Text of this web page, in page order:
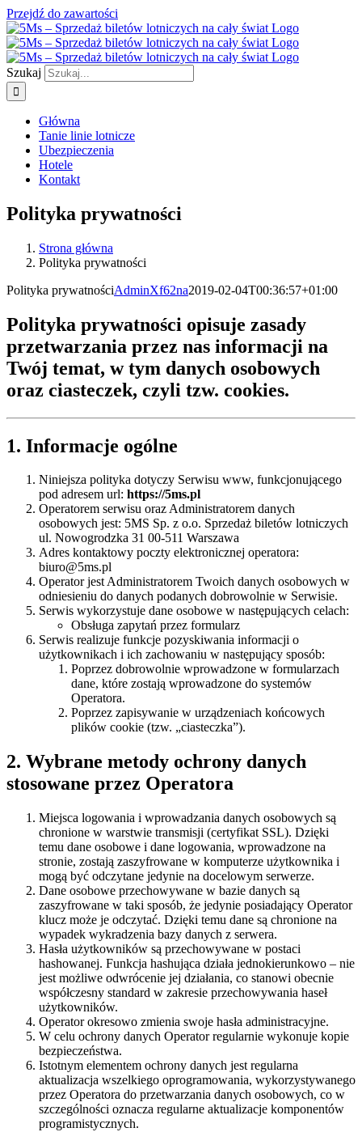
Przejdź do zawartości
Szukaj
Główna
Tanie linie lotnicze
Ubezpieczenia
Hotele
Kontakt
Polityka prywatności
Strona główna
Polityka prywatności
Polityka prywatnościAdminXf62na2019-02-04T00:36:57+01:00
Polityka prywatności opisuje zasady
przetwarzania przez nas informacji na
Twój temat, w tym danych osobowych
oraz ciasteczek, czyli tzw. cookies.
1. Informacje ogólne
Niniejsza polityka dotyczy Serwisu www, funkcjonującego
pod adresem url: https://5ms.pl
Operatorem serwisu oraz Administratorem danych
osobowych jest: 5MS Sp. z o.o. Sprzedaż biletów lotniczych
ul. Nowogrodzka 31 00-511 Warszawa
Adres kontaktowy poczty elektronicznej operatora:
biuro@5ms.pl
Operator jest Administratorem Twoich danych osobowych w
odniesieniu do danych podanych dobrowolnie w Serwisie.
Serwis wykorzystuje dane osobowe w następujących celach:
Obsługa zapytań przez formularz
Serwis realizuje funkcje pozyskiwania informacji o
użytkownikach i ich zachowaniu w następujący sposób:
Poprzez dobrowolnie wprowadzone w formularzach
dane, które zostają wprowadzone do systemów
Operatora.
Poprzez zapisywanie w urządzeniach końcowych
plików cookie (tzw. „ciasteczka”).
2. Wybrane metody ochrony danych
stosowane przez Operatora
Miejsca logowania i wprowadzania danych osobowych są
chronione w warstwie transmisji (certyfikat SSL). Dzięki
temu dane osobowe i dane logowania, wprowadzone na
stronie, zostają zaszyfrowane w komputerze użytkownika i
mogą być odczytane jedynie na docelowym serwerze.
Dane osobowe przechowywane w bazie danych są
zaszyfrowane w taki sposób, że jedynie posiadający Operator
klucz może je odczytać. Dzięki temu dane są chronione na
wypadek wykradzenia bazy danych z serwera.
Hasła użytkowników są przechowywane w postaci
hashowanej. Funkcja hashująca działa jednokierunkowo – nie
jest możliwe odwrócenie jej działania, co stanowi obecnie
współczesny standard w zakresie przechowywania haseł
użytkowników.
Operator okresowo zmienia swoje hasła administracyjne.
W celu ochrony danych Operator regularnie wykonuje kopie
bezpieczeństwa.
Istotnym elementem ochrony danych jest regularna
aktualizacja wszelkiego oprogramowania, wykorzystywanego
przez Operatora do przetwarzania danych osobowych, co w
szczególności oznacza regularne aktualizacje komponentów
programistycznych.